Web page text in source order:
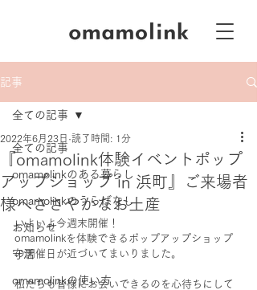
記事
全ての記事
omamolinkのある暮らし
omamolinkのうらばなし
お知らせ
守活
omamolinkの使い方
全ての記事
『omamolink体験イベントポップ
アップショップ in 浜町』ご来場者
様へささやかなお土産
2022年6月23日 読了時間: 1分
いよいよ今週末開催！
omamolinkを体験できるポップアップショップ
の開催日が近づいてまいりました。
私たちも皆様にお会いできるのを心待ちにして